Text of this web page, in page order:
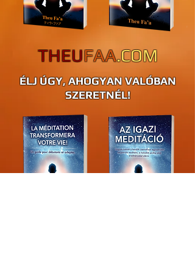
THEUFAA.COM
ÉLJ ÚGY, AHOGYAN VALÓBAN
SZERETNÉL!